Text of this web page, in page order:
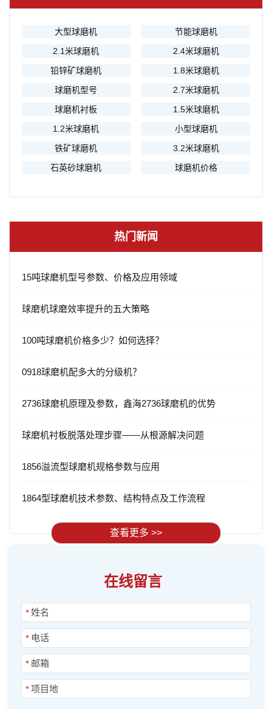
大型球磨机
节能球磨机
2.1米球磨机
2.4米球磨机
铅锌矿球磨机
1.8米球磨机
球磨机型号
2.7米球磨机
球磨机衬板
1.5米球磨机
1.2米球磨机
小型球磨机
铁矿球磨机
3.2米球磨机
石英砂球磨机
球磨机价格
热门新闻
15吨球磨机型号参数、价格及应用领域
球磨机球磨效率提升的五大策略
100吨球磨机价格多少？如何选择？
0918球磨机配多大的分级机？
2736球磨机原理及参数，鑫海2736球磨机的优势
球磨机衬板脱落处理步骤——从根源解决问题
1856溢流型球磨机规格参数与应用
1864型球磨机技术参数、结构特点及工作流程
查看更多 >>
在线留言
*
*
*
*